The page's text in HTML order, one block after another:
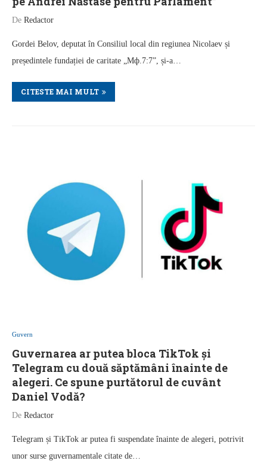
De Redactor
Gordei Belov, deputat în Consiliul local din regiunea Nicolaev și
președintele fundației de caritate „Мф.7:7”, și-a…
CITESTE MAI MULT
Guvern
Guvernarea ar putea bloca TikTok și
Telegram cu două săptămâni înainte de
alegeri. Ce spune purtătorul de cuvânt
Daniel Vodă?
De Redactor
Telegram și TikTok ar putea fi suspendate înainte de alegeri, potrivit
unor surse guvernamentale citate de…